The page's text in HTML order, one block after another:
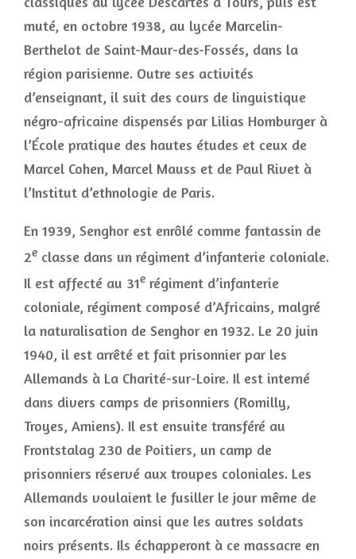
muté, en octobre 1938, au lycée Marcelin-
Berthelot de Saint-Maur-des-Fossés, dans la
région parisienne. Outre ses activités
d’enseignant, il suit des cours de linguistique
négro-africaine dispensés par Lilias Homburger à
l’École pratique des hautes études et ceux de
Marcel Cohen, Marcel Mauss et de Paul Rivet à
l’Institut d’ethnologie de Paris.
En 1939, Senghor est enrôlé comme fantassin de
2e classe dans un régiment d’infanterie coloniale.
Il est affecté au 31e régiment d’infanterie
coloniale, régiment composé d’Africains, malgré
la naturalisation de Senghor en 1932. Le 20 juin
1940, il est arrêté et fait prisonnier par les
Allemands à La Charité-sur-Loire. Il est interné
dans divers camps de prisonniers (Romilly,
Troyes, Amiens). Il est ensuite transféré au
Frontstalag 230 de Poitiers, un camp de
prisonniers réservé aux troupes coloniales. Les
Allemands voulaient le fusiller le jour même de
son incarcération ainsi que les autres soldats
noirs présents. Ils échapperont à ce massacre en